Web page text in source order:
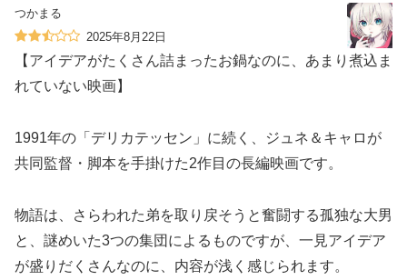
つかまる
2025年8月22日
【アイデアがたくさん詰まったお鍋なのに、あまり煮込ま
れていない映画】
1991年の「デリカテッセン」に続く、ジュネ＆キャロが
共同監督・脚本を手掛けた2作目の長編映画です。
物語は、さらわれた弟を取り戻そうと奮闘する孤独な大男
と、謎めいた3つの集団によるものですが、一見アイデア
が盛りだくさんなのに、内容が浅く感じられます。